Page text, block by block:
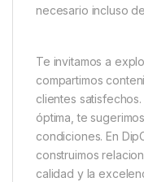
necesario incluso
Te invitamos a
compartimos
clientes
óptima, te
condiciones. En
construimos
calidad y la